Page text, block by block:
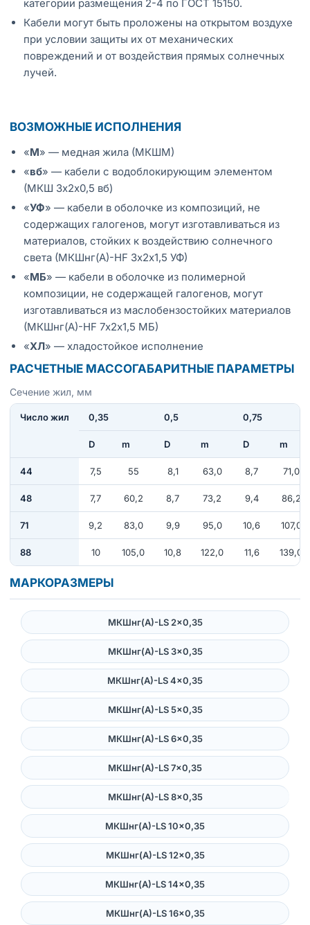
категории размещения 2-4 по ГОСТ 15150.
Кабели могут быть проложены на открытом воздухе
при условии защиты их от механических
повреждений и от воздействия прямых солнечных
лучей.
ВОЗМОЖНЫЕ ИСПОЛНЕНИЯ
«М» — медная жила (МКШМ)
«вб» — кабели с водоблокирующим элементом
(МКШ 3х2х0,5 вб)
«УФ» — кабели в оболочке из композиций, не
содержащих галогенов, могут изготавливаться из
материалов, стойких к воздействию солнечного
света (МКШнг(А)-HF 3х2х1,5 УФ)
«МБ» — кабели в оболочке из полимерной
композиции, не содержащей галогенов, могут
изготавливаться из маслобензостойких материалов
(МКШнг(А)-HF 7х2х1,5 МБ)
«ХЛ» — хладостойкое исполнение
РАСЧЕТНЫЕ МАССОГАБАРИТНЫЕ ПАРАМЕТРЫ
Сечение жил, мм
Число жил 0,35 0,5 0,75
D m D m D m
44 7,5 55 8,1 63,0 8,7 71,0
48 7,7 60,2 8,7 73,2 9,4 86,2
71 9,2 83,0 9,9 95,0 10,6 107,0
88 10 105,0 10,8 122,0 11,6 139,0
МАРКОРАЗМЕРЫ
МКШнг(А)-LS 2×0,35
МКШнг(А)-LS 3×0,35
МКШнг(А)-LS 4×0,35
МКШнг(А)-LS 5×0,35
МКШнг(А)-LS 6×0,35
МКШнг(А)-LS 7×0,35
МКШнг(А)-LS 8×0,35
МКШнг(А)-LS 10×0,35
МКШнг(А)-LS 12×0,35
МКШнг(А)-LS 14×0,35
МКШнг(А)-LS 16×0,35